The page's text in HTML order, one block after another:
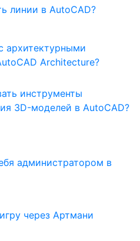
линии в AutoCAD?
архитектурными
Architecture?
инструменты
3D-моделей в AutoCAD?
администратором в
через Артмани